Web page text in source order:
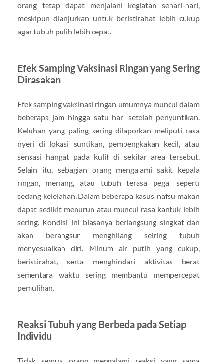
orang tetap dapat menjalani kegiatan sehari-hari,
meskipun dianjurkan untuk beristirahat lebih cukup
agar tubuh pulih lebih cepat.
Efek Samping Vaksinasi Ringan yang Sering
Dirasakan
Efek samping vaksinasi ringan umumnya muncul dalam
beberapa jam hingga satu hari setelah penyuntikan.
Keluhan yang paling sering dilaporkan meliputi rasa
nyeri di lokasi suntikan, pembengkakan kecil, atau
sensasi hangat pada kulit di sekitar area tersebut.
Selain itu, sebagian orang mengalami sakit kepala
ringan, meriang, atau tubuh terasa pegal seperti
sedang kelelahan. Dalam beberapa kasus, nafsu makan
dapat sedikit menurun atau muncul rasa kantuk lebih
sering. Kondisi ini biasanya berlangsung singkat dan
akan berangsur menghilang seiring tubuh
menyesuaikan diri. Minum air putih yang cukup,
beristirahat, serta menghindari aktivitas berat
sementara waktu sering membantu mempercepat
pemulihan.
Reaksi Tubuh yang Berbeda pada Setiap
Individu